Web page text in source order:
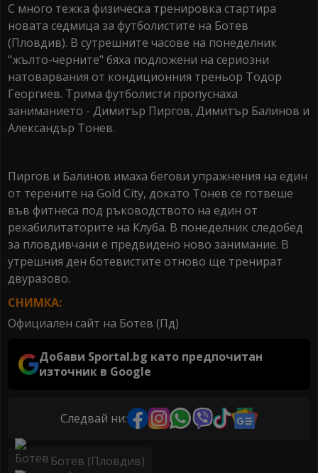
С много тежка физическа тренировка стартира
новата седмица за футболистите на Ботев
(Пловдив). В сутрешните часове на понеделник
"жълто-черните" бяха подложени на сериозни
натоварвания от кондиционния треньор Тодор
Георгиев. Трима футболисти пропуснаха
заниманието - Димитър Пиргов, Димитър Балинов и
Александър Тонев.
Пиргов и Балинов имаха бегови упражнения на един
от терените на Gold City, докато Тонев се готвеше
във фитнеса под ръководството на един от
рехабилитаторите на Клуба. В понеделник следобед
за пловдивчани е предвидено ново занимание. В
утрешния ден ботевистите отново ще тренират
двуразово.
СНИМКА:
Официален сайт на Ботев (Пд)
Добави Sportal.bg като предпочитан
източник в Google
Следвай ни:
Ботев (Пловдив)